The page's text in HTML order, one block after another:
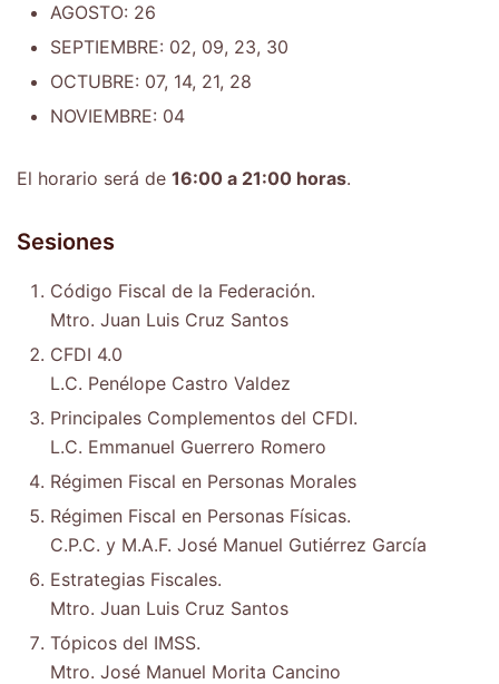
AGOSTO: 26
SEPTIEMBRE: 02, 09, 23, 30
OCTUBRE: 07, 14, 21, 28
NOVIEMBRE: 04
El horario será de 16:00 a 21:00 horas.
Sesiones
Código Fiscal de la Federación.
Mtro. Juan Luis Cruz Santos
CFDI 4.0
L.C. Penélope Castro Valdez
Principales Complementos del CFDI.
L.C. Emmanuel Guerrero Romero
Régimen Fiscal en Personas Morales
Régimen Fiscal en Personas Físicas.
C.P.C. y M.A.F. José Manuel Gutiérrez García
Estrategias Fiscales.
Mtro. Juan Luis Cruz Santos
Tópicos del IMSS.
Mtro. José Manuel Morita Cancino